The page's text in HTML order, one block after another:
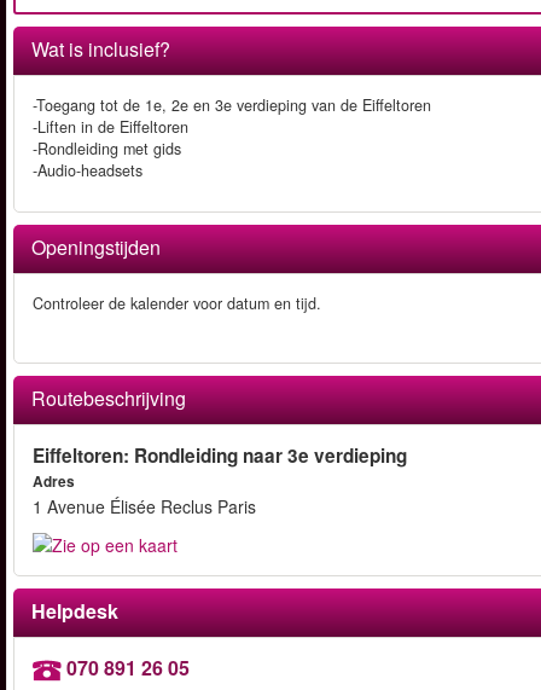
Wat is inclusief?
-Toegang tot de 1e, 2e en 3e verdieping van de Eiffeltoren
-Liften in de Eiffeltoren
-Rondleiding met gids
-Audio-headsets
Openingstijden
Controleer de kalender voor datum en tijd.
Routebeschrijving
Eiffeltoren: Rondleiding naar 3e verdieping
Adres
1 Avenue Élisée Reclus Paris
Helpdesk
070 891 26 05